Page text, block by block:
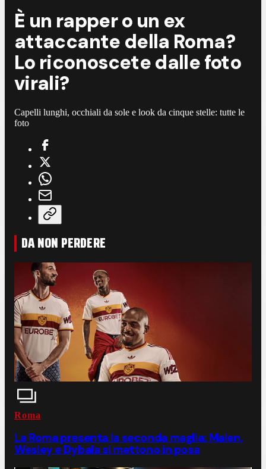
È un rapper o un ex
attaccante della Roma?
Lo riconoscete dalle foto
virali?
Capelli lunghi, occhiali da sole e look da cinque stelle: tutte le
foto
DA NON PERDERE
Roma
La Roma presenta la seconda maglia: Malen,
Wesley e Dybala si mettono in posa